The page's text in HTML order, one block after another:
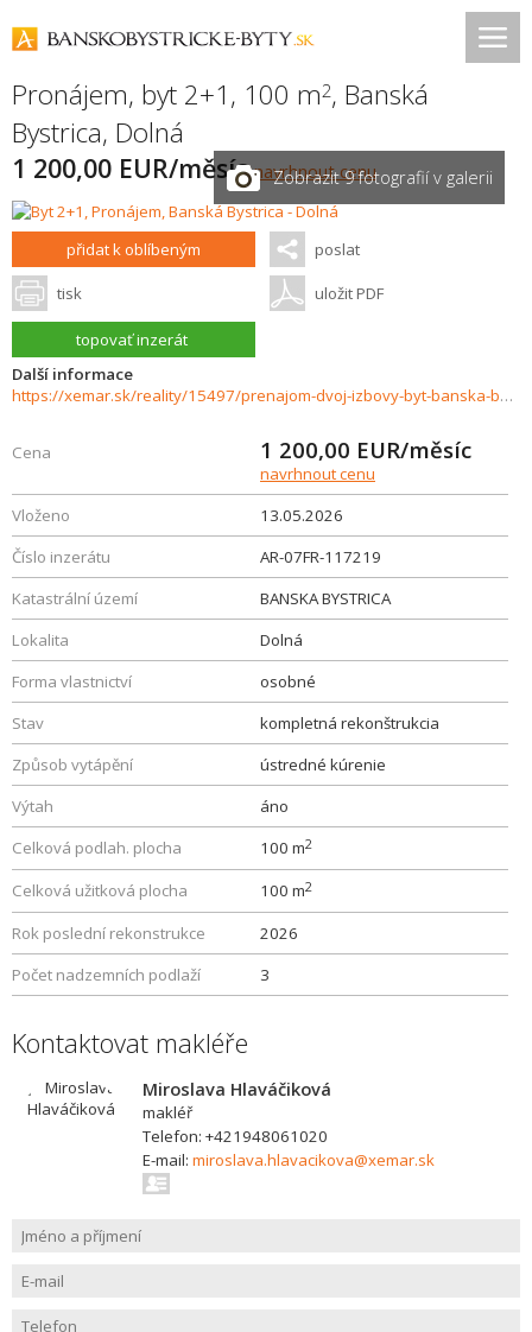
Pronájem, byt 2+1, 100 m2, Banská
Bystrica, Dolná
1 200,00 EUR/měsícnavrhnout cenu
Zobrazit 9 fotografií v galerii
přidat k oblíbeným poslat
tisk uložit PDF
topovať inzerát
Další informace
https://xemar.sk/reality/15497/prenajom-dvoj-izbovy-byt-banska-bystrica
Cena 1 200,00 EUR/měsíc
navrhnout cenu
Vloženo
13.05.2026
Číslo inzerátu
AR-07FR-117219
Katastrální území
BANSKA BYSTRICA
Lokalita
Dolná
Forma vlastnictví
osobné
Stav
kompletná rekonštrukcia
Způsob vytápění
ústredné kúrenie
Výtah
áno
Celková podlah. plocha
100 m2
Celková užitková plocha 100 m2
Rok poslední rekonstrukce
2026
Počet nadzemních podlaží
3
Kontaktovat makléře
Miroslava Hlaváčiková
makléř
Telefon: +421948061020
E-mail: miroslava.hlavacikova@xemar.sk